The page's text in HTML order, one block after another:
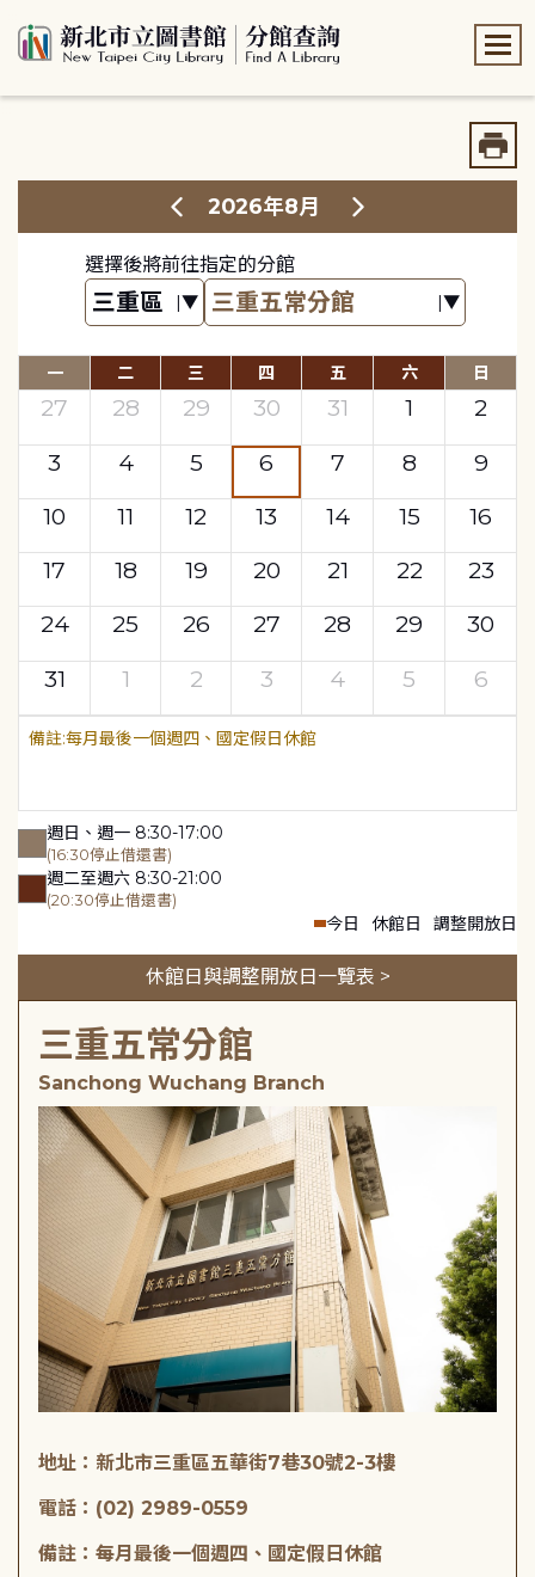
2026年8月
選擇後將前往指定的分館
一 二 三 四 五 六 日
27 28 29 30 31 1
2
3
4 5 6 7 8
9
10
11 12 13 14 15
16
17
18 19 20 21 22
23
24
25 26 27 28 29
30
31
1 2 3 4 5 6
每月最後一個週四、國定假日休館
週日、週一 8:30-17:00
(16:30停止借還書)
週二至週六 8:30-21:00
(20:30停止借還書)
今日 休館日 調整開放日
休館日與調整開放日一覽表 >
三重五常分館
Sanchong Wuchang Branch
地址：新北市三重區五華街7巷30號2-3樓
電話：(02) 2989-0559
備註：每月最後一個週四、國定假日休館